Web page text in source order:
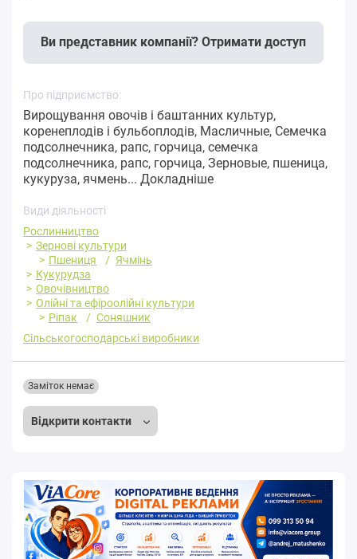
Ви представник компанії? Отримати доступ
Про підприємство:
Вирощування овочів і баштанних культур,
коренеплодів і бульбоплодів, Масличные, Семечка
подсолнечника, рапс, горчица, семечка
подсолнечника, рапс, горчица, Зерновые, пшеница,
кукуруза, ячмень... Докладніше
Види діяльності
Рослинництво
Зернові культури
Пшениця
Ячмінь
Кукурудза
Овочівництво
Олійні та ефіроолійні культури
Ріпак
Соняшник
Сільськогосподарські виробники
Відкрити контакти
Заміток немає